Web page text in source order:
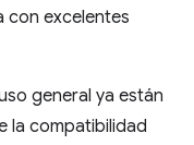
con excelentes
general ya están
la compatibilidad